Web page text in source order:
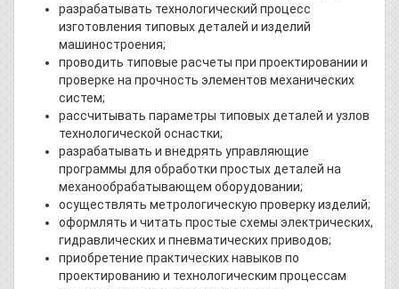
разрабатывать технологический процесс
изготовления типовых деталей и изделий
машиностроения;
проводить типовые расчеты при проектировании и
проверке на прочность элементов механических
систем;
рассчитывать параметры типовых деталей и узлов
технологической оснастки;
разрабатывать и внедрять управляющие
программы для обработки простых деталей на
механообрабатывающем оборудовании;
осуществлять метрологическую проверку изделий;
оформлять и читать простые схемы электрических,
гидравлических и пневматических приводов;
приобретение практических навыков по
проектированию и технологическим процессам